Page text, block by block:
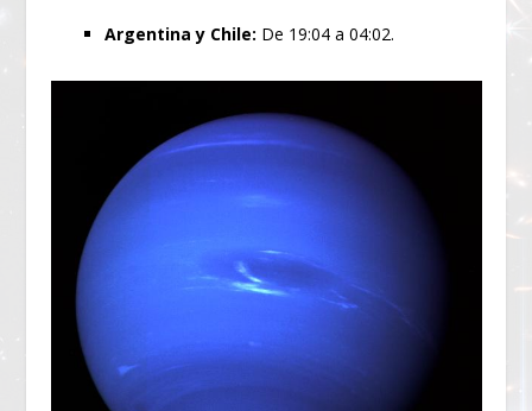
Argentina y Chile: De 19:04 a 04:02.